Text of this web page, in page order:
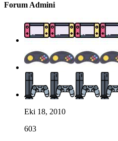
Forum Admini
Eki 18, 2010
603